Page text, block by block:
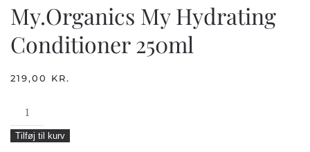
My.Organics My Hydrating
Conditioner 250ml
219,00 KR.
My.Organics
My
Hydrating
Tilføj til kurv